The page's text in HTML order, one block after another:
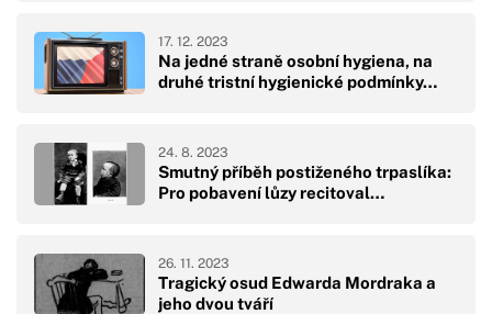
Na jedné straně osobní hygiena, na
druhé tristní hygienické podmínky…
17. 12. 2023
Smutný příběh postiženého trpaslíka:
Pro pobavení lůzy recitoval…
24. 8. 2023
Tragický osud Edwarda Mordraka a
jeho dvou tváří
26. 11. 2023